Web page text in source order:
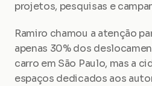
projetos, pesquisas e
Ramiro chamou a atenção
apenas 30% dos
carro em São Paulo, mas a
espaços dedicados aos